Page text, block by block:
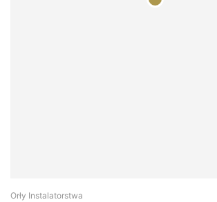
Orły Instalatorstwa